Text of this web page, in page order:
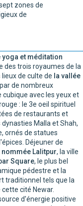
zones de
de
yoga et méditation
des trois royaumes de la
de culte de la vallée
de nombreux
avec les yeux et
: le 3e oeil spirituel
de restaurants et
Malla et Shah,
ornés de statues
Déjeuner de
nommée Lalitpur, la ville
Square, le plus bel
pédestre et la
traditionnel tels que la
cité Newar.
d'énergie positive